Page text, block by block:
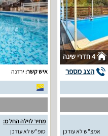
4 חדרי שינה
הצג מספר
אמצ"ש לא עודכן
איש קשר: ירדנה
מחיר לוילה החל מ:
סופ"ש לא עודכן